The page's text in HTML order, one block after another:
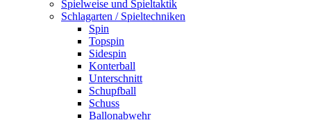
Spielweise und Spieltaktik
Schlagarten / Spieltechniken
Spin
Topspin
Sidespin
Konterball
Unterschnitt
Schupfball
Schuss
Ballonabwehr